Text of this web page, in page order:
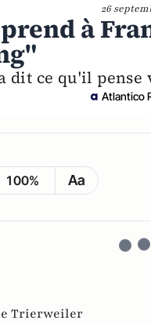
26
à
dit ce qu'il
Atlantico
100% Aa
Trierweiler